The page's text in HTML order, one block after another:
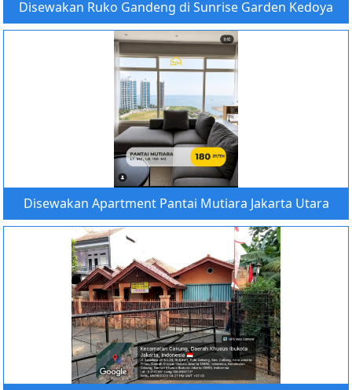
Disewakan Ruko Gandeng di Sunrise Garden Kedoya
Disewakan Apartment Pantai Mutiara Jakarta Utara